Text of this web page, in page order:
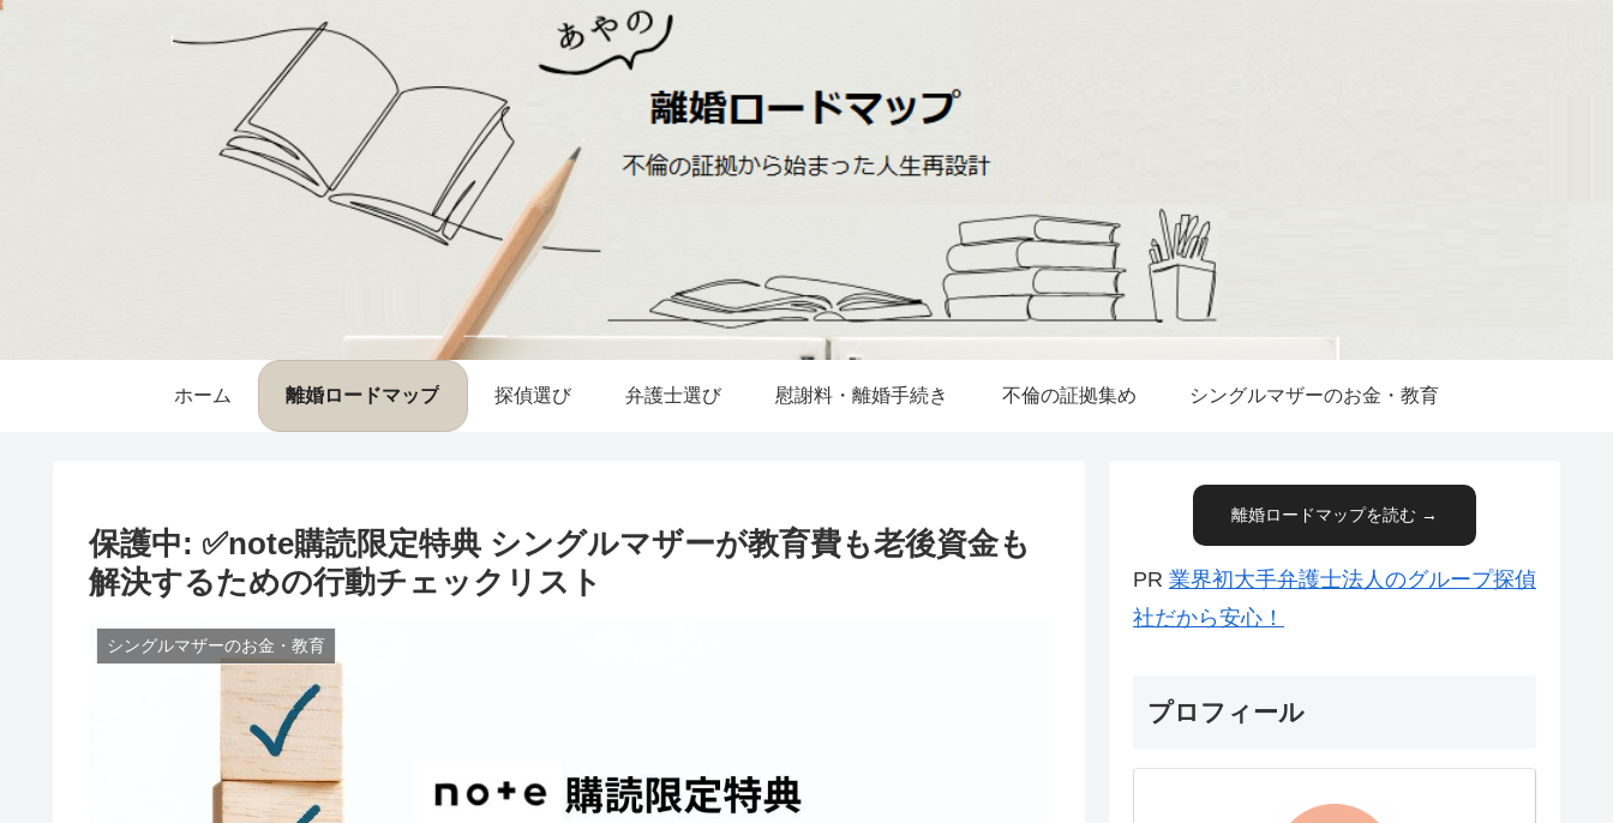
ホーム 離婚ロードマップ 探偵選び 弁護士選び 慰謝料・離婚手続き 不倫の証拠集め シングルマザーのお金・教育
保護中: ✅note購読限定特典 シングルマザーが教育費も老後資金も
解決するための行動チェックリスト
シングルマザーのお金・教育
離婚ロードマップを読む →
PR 業界初大手弁護士法人のグループ探偵
社だから安心！
プロフィール